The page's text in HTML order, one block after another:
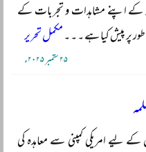
کے اپنے مشاہدات و تجربات کے
پر پیش کیا ہے ۔ ۔ ۔ مکمل تحریر
۲۵ ستمبر ۲۰۲۵ء
لیے امریکی کمپنی سے معاہدہ کی